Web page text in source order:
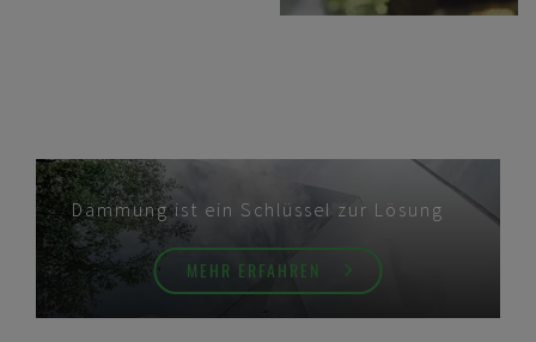
Dämmung ist ein Schlüssel zur Lösung
MEHR ERFAHREN